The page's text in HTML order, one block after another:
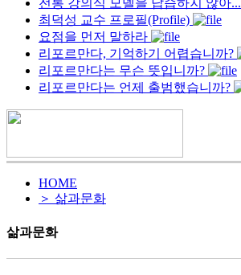
최덕성 교수 프로필(Profile)
요점을 먼저 말하라
리포르만다, 기억하기 어렵습니까?
리포르만다는 무슨 뜻입니까?
리포르만다는 언제 출범했습니까?
HOME
＞ 삶과문화
삶과문화